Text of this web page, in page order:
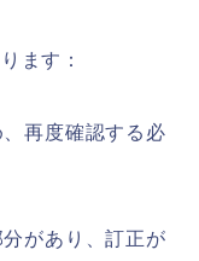
ます：
再度確認する必
があり、訂正が